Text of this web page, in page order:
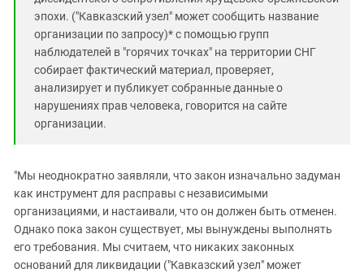
эпохи. ("Кавказский узел" может сообщить название
организации по запросу)* с помощью групп
наблюдателей в "горячих точках" на территории СНГ
собирает фактический материал, проверяет,
анализирует и публикует собранные данные о
нарушениях прав человека, говорится на сайте
организации.
"Мы неоднократно заявляли, что закон изначально задуман
как инструмент для расправы с независимыми
организациями, и настаивали, что он должен быть отменен.
Однако пока закон существует, мы вынуждены выполнять
его требования. Мы считаем, что никаких законных
оснований для ликвидации ("Кавказский узел" может